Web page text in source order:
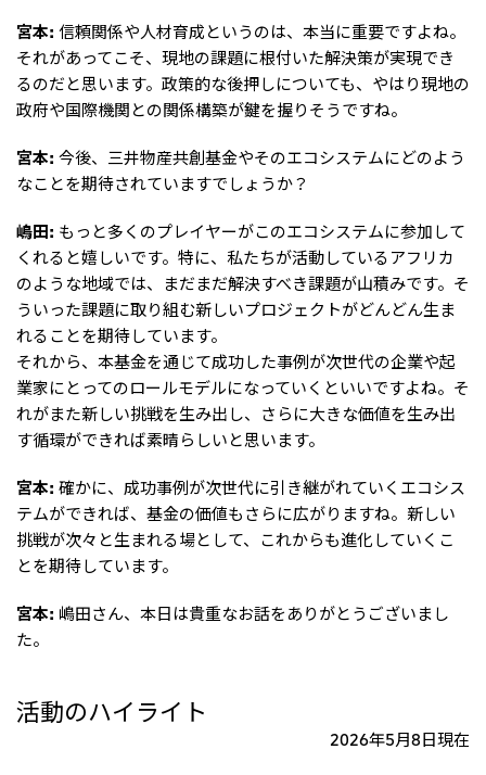
宮本: 信頼関係や人材育成というのは、本当に重要ですよね。
それがあってこそ、現地の課題に根付いた解決策が実現でき
るのだと思います。政策的な後押しについても、やはり現地の
政府や国際機関との関係構築が鍵を握りそうですね。
宮本: 今後、三井物産共創基金やそのエコシステムにどのよう
なことを期待されていますでしょうか？
嶋田: もっと多くのプレイヤーがこのエコシステムに参加して
くれると嬉しいです。特に、私たちが活動しているアフリカ
のような地域では、まだまだ解決すべき課題が山積みです。そ
ういった課題に取り組む新しいプロジェクトがどんどん生ま
れることを期待しています。
それから、本基金を通じて成功した事例が次世代の企業や起
業家にとってのロールモデルになっていくといいですよね。そ
れがまた新しい挑戦を生み出し、さらに大きな価値を生み出
す循環ができれば素晴らしいと思います。
宮本: 確かに、成功事例が次世代に引き継がれていくエコシス
テムができれば、基金の価値もさらに広がりますね。新しい
挑戦が次々と生まれる場として、これからも進化していくこ
とを期待しています。
宮本: 嶋田さん、本日は貴重なお話をありがとうございまし
た。
活動のハイライト
2026年5月8日現在